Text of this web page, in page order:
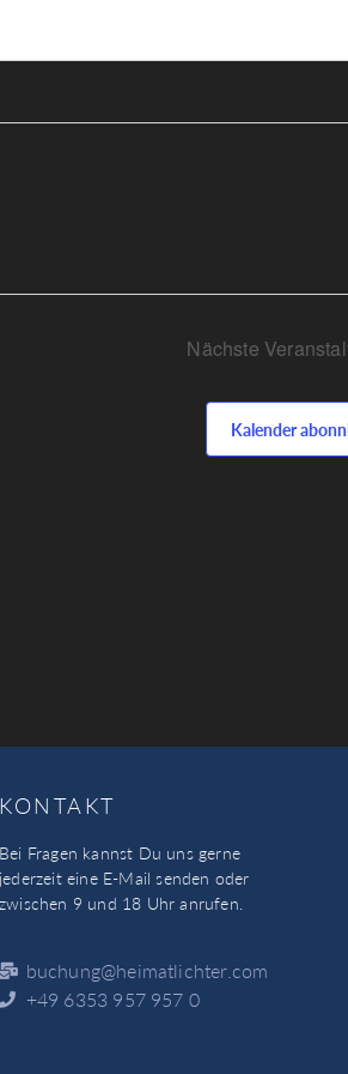
Nächste
Kalender
KONTAKT
Bei Fragen kannst Du uns gerne
jederzeit eine E-Mail senden oder
zwischen 9 und 18 Uhr anrufen.
buchung@heimatlichter.com
+49 6353 957 957 0